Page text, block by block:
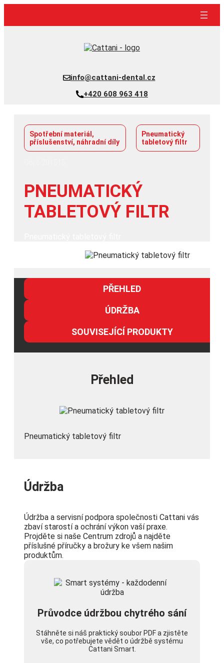
obsah
info@cattani-dental.cz
+420 608 963 418
Spotřební materiál,
příslušenství, náhradní díly
Pneumatický
tabletový filtr
PNEUMATICKÝ
TABLETOVÝ FILTR
PŘEHLED
ÚDRŽBA
SOUVISEJÍCÍ PRODUKTY
Přehled
Pneumatický tabletový filtr
Údržba
Údržba a servisní podpora společnosti Cattani vás
zbaví starostí a ochrání výkon vaší praxe.
Projděte si naše Centrum zdrojů a najděte
příslušné příručky a brožury ke všem našim
produktům.
Průvodce údržbou chytrého sání
Stáhněte si náš praktický soubor PDF a zjistěte
vše, co potřebujete vědět o údržbě systému
Cattani Smart.